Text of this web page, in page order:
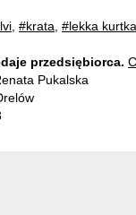
#krata #lekka kurtka
przedsiębiorca.
Pukalska